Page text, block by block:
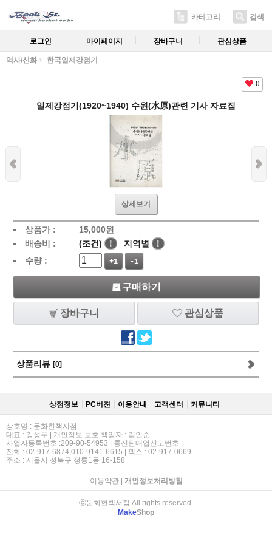
카테고리 검색
로그인 마이페이지 장바구니 관심상품
역사/신화 한국일제강점기
0
일제강점기(1920~1940) 수원(水原)관련 기사 자료집
상세보기
상품가 : 15,000원
배송비 :
(조건) ! 지역별
!
수량 :
+1 -1
구매하기
장바구니 관심상품
상품리뷰 [0]
상점정보 PC버젼 이용안내 고객센터 커뮤니티
상호명 : 문화헌책서점
대표 : 강성두 | 개인정보 보호 책임자 : 김인순
사업자등록번호 :209-90-54953 | 통신판매업신고번호 :
전화 : 02-917-6874,010-9141-6615 | 팩스 : 02-917-0669
주소 : 서울시 성북구 정릉1동 16-158
이용약관| 개인정보처리방침
ⓒ문화헌책서점 All rights reserved.
MakeShop